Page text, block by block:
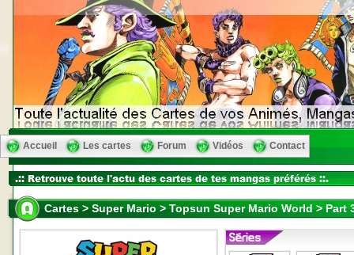
Accueil Les cartes Forum Vidéos Contact
Cartes > Super Mario > Topsun Super Mario World > Part